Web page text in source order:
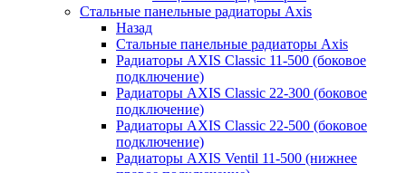
Стальные панельные радиаторы Axis
Назад
Стальные панельные радиаторы Axis
Радиаторы AXIS Classic 11-500 (боковое
подключение)
Радиаторы AXIS Classic 22-300 (боковое
подключение)
Радиаторы AXIS Classic 22-500 (боковое
подключение)
Радиаторы AXIS Ventil 11-500 (нижнее